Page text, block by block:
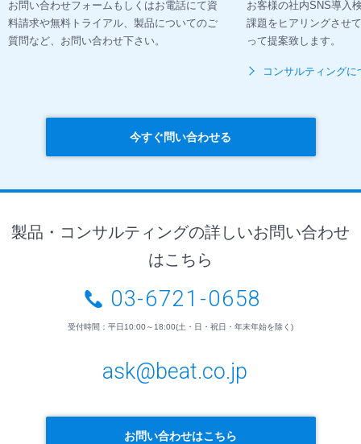
お問い合わせフォームもしくはお電話にて資
料請求や無料トライアル、製品についてのご
質問など、お問い合わせ下さい。
お客様の社内SNS導入
課題をヒアリングさせ
って提案致します。
コンサルティングに
今すぐ問い合わせる
製品・コンサルティングの詳しいお問い合わせ
はこちら
03-6721-0658
受付時間：平日10:00～18:00(土・日・祝日・年末年始を除く)
ask@beat.co.jp
お問い合わせはこちら